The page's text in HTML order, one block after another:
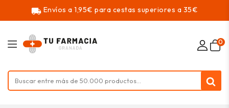
local_shipping Envíos a 1,95€ para cestas superiores a 35€
0